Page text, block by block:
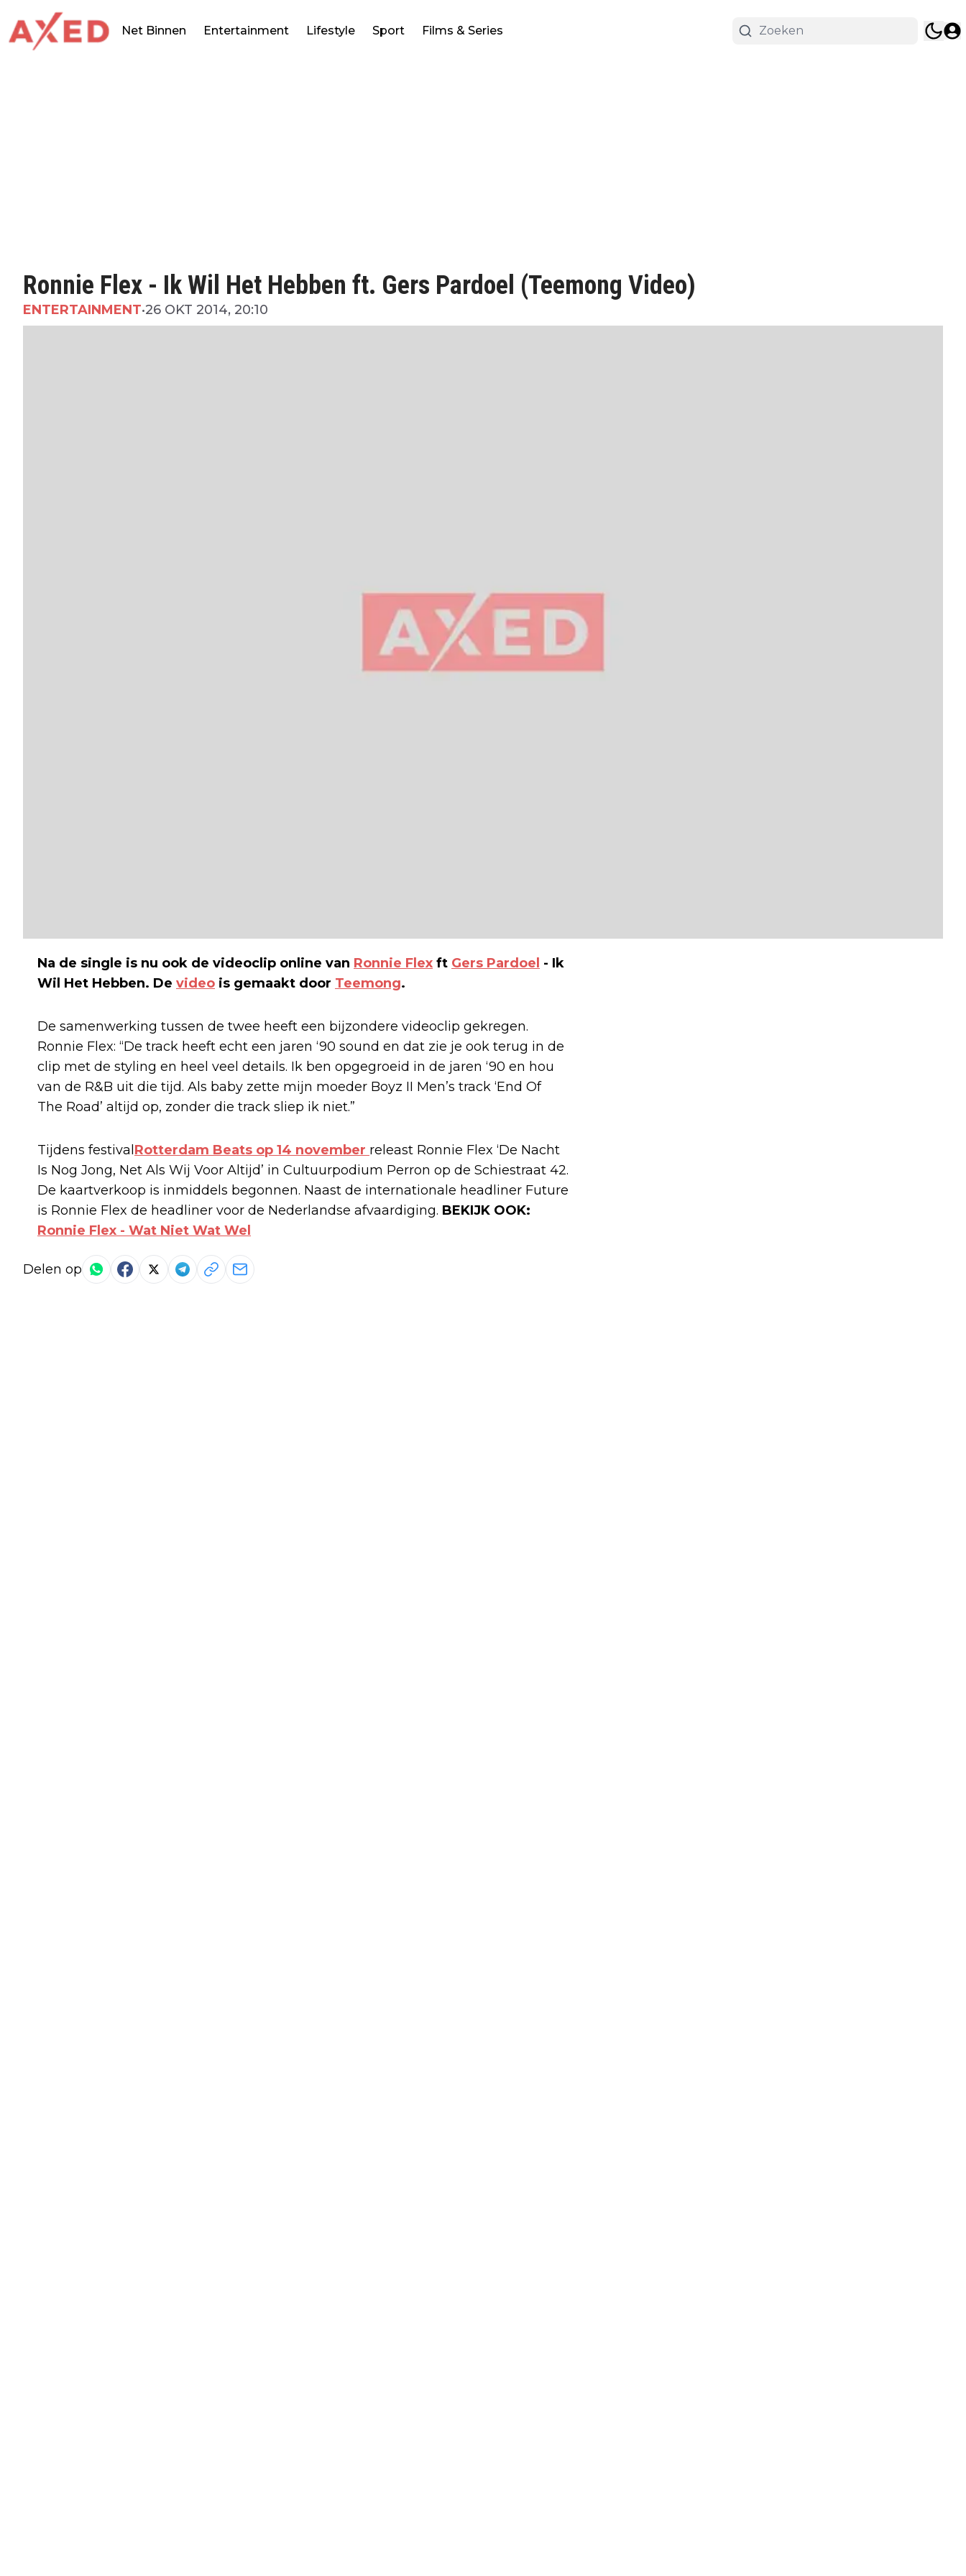
Net Binnen Entertainment Lifestyle Sport Films & Series
Ronnie Flex - Ik Wil Het Hebben ft. Gers Pardoel (Teemong Video)
ENTERTAINMENT•26 OKT 2014, 20:10
Na de single is nu ook de videoclip online van Ronnie Flex ft Gers Pardoel - Ik
Wil Het Hebben. De video is gemaakt door Teemong.
De samenwerking tussen de twee heeft een bijzondere videoclip gekregen.
Ronnie Flex: “De track heeft echt een jaren ‘90 sound en dat zie je ook terug in de
clip met de styling en heel veel details. Ik ben opgegroeid in de jaren ‘90 en hou
van de R&B uit die tijd. Als baby zette mijn moeder Boyz II Men’s track ‘End Of
The Road’ altijd op, zonder die track sliep ik niet.”
Tijdens festival Rotterdam Beats op 14 november releast Ronnie Flex ‘De Nacht
Is Nog Jong, Net Als Wij Voor Altijd’ in Cultuurpodium Perron op de Schiestraat 42.
De kaartverkoop is inmiddels begonnen. Naast de internationale headliner Future
is Ronnie Flex de headliner voor de Nederlandse afvaardiging. BEKIJK OOK:
Ronnie Flex - Wat Niet Wat Wel
Delen op